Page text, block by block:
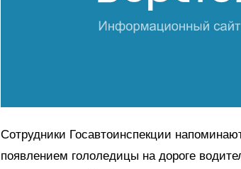
Сотрудники Госавтоинспекции
появлением гололедицы на дороге